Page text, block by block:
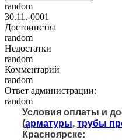
random
30.11.-0001
Достоинства
random
Недостатки
random
Комментарий
random
Ответ администрации:
random
Условия оплаты и
(арматуры, трубы
Красноярске: